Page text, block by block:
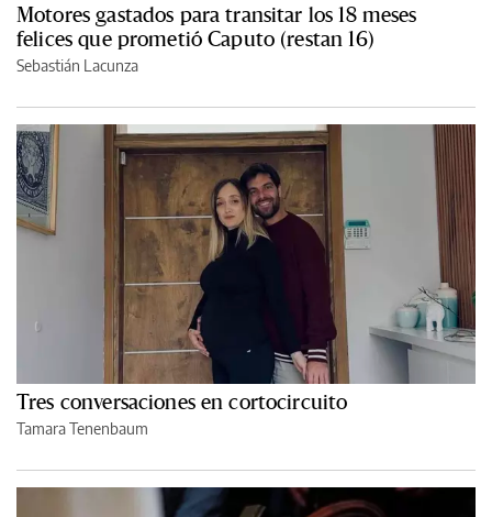
Motores gastados para transitar los 18 meses
felices que prometió Caputo (restan 16)
Sebastián Lacunza
Tres conversaciones en cortocircuito
Tamara Tenenbaum